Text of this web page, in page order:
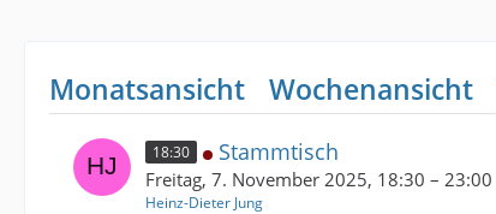
Monatsansicht Wochenansicht
18:30 Stammtisch
Freitag, 7. November 2025, 18:30 – 23:00
Heinz-Dieter Jung